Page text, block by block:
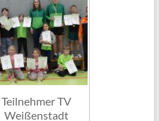
Teilnehmer TV
Weißenstadt